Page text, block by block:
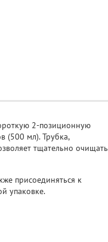
2-позиционную
(500 мл). Трубка,
тщательно очищать
присоединяться к
упаковке.